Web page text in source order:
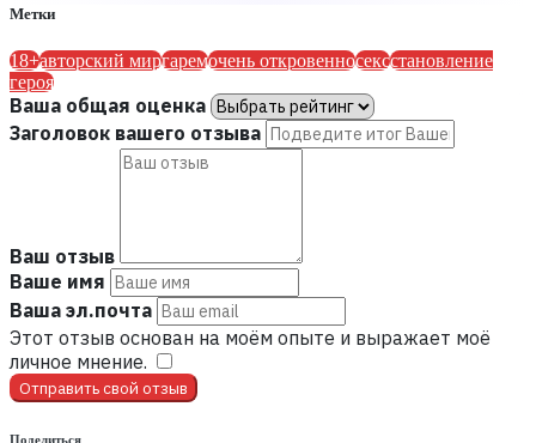
Метки
18+авторский миргаремочень откровенносексстановление
героя
Ваша общая оценка
Заголовок вашего отзыва
Ваш отзыв
Ваше имя
Ваша эл.почта
Этот отзыв основан на моём опыте и выражает моё
личное мнение.
Отправить свой отзыв
Поделиться